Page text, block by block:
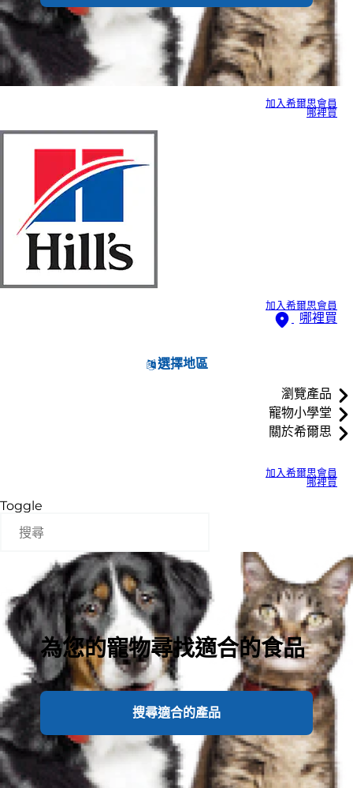
加入希爾思會員
哪裡買
加入希爾思會員
哪裡買
選擇地區
瀏覽產品
寵物小學堂
關於希爾思
加入希爾思會員
哪裡買
Toggle
為您的寵物尋找適合的食品
搜尋適合的產品